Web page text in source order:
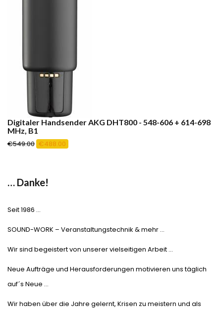
Digitaler Handsender AKG DHT800 - 548-606 + 614-698
MHz, B1
€549.00Ursprünglicher
€488.00 Aktueller
… Danke!
Seit 1986 …
SOUND-WORK – Veranstaltungstechnik & mehr …
Wir sind begeistert von unserer vielseitigen Arbeit …
Neue Aufträge und Herausforderungen motivieren uns täglich
auf´s Neue …
Wir haben über die Jahre gelernt, Krisen zu meistern und als